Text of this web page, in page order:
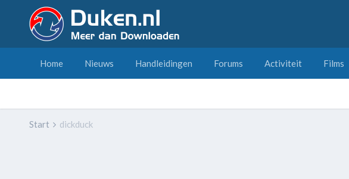
Home Nieuws Handleidingen Forums Activiteit Films
Start dickduck